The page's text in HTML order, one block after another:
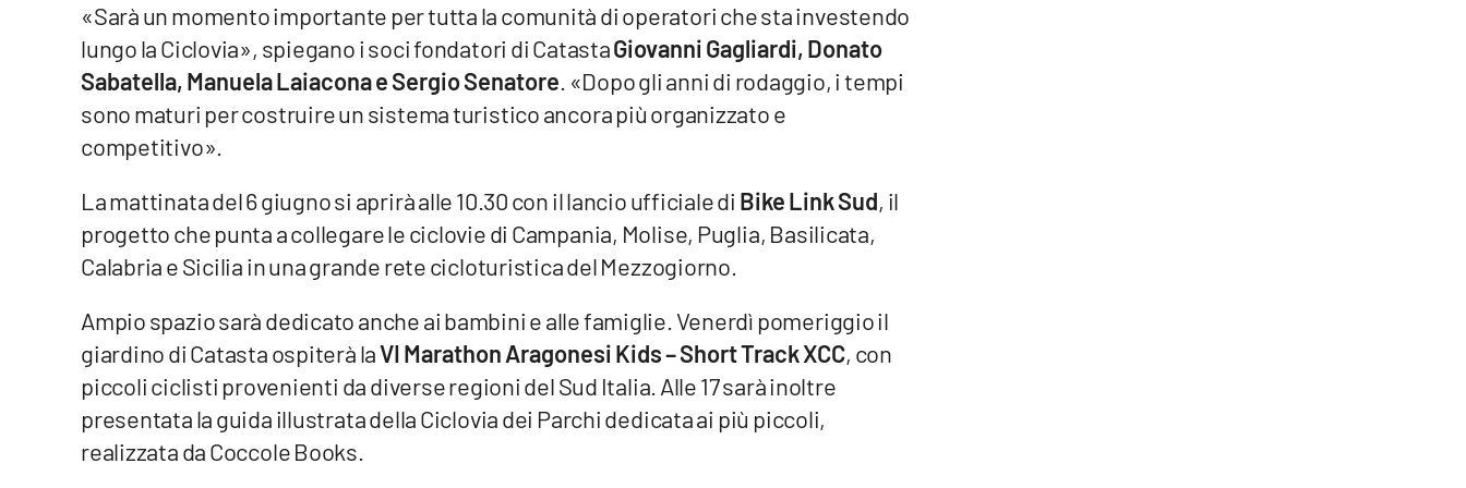
Cosenzachannel.it
Ilvibonese.it
Catanzarochannel.it
Vai
«Sarà un momento importante per tutta la comunità di operatori che sta investendo
lungo la Ciclovia», spiegano i soci fondatori di CatastaGiovanni Gagliardi, Donato
Sabatella, Manuela Laiacona e Sergio Senatore . «Dopo gli anni di rodaggio, i tempi
sono maturi per costruire un sistema turistico ancora più organizzato e
competitivo».
La mattinata del 6 giugno si aprirà alle 10.30 con il lancio ufficiale di Bike Link Sud, il
progetto che punta a collegare le ciclovie di Campania, Molise, Puglia, Basilicata,
Calabria e Sicilia in una grande rete cicloturistica del Mezzogiorno.
Ampio spazio sarà dedicato anche ai bambini e alle famiglie. Venerdì pomeriggio il
giardino di Catasta ospiterà laVI Marathon Aragonesi Kids – Short Track XCC, con
piccoli ciclisti provenienti da diverse regioni del Sud Italia. Alle 17 sarà inoltre
presentata la guida illustrata della Ciclovia dei Parchi dedicata ai più piccoli,
realizzata da Coccole Books.